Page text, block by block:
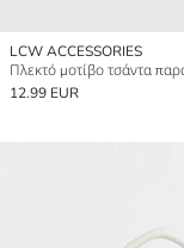
LCW ACCESSORIES
12.99 EUR